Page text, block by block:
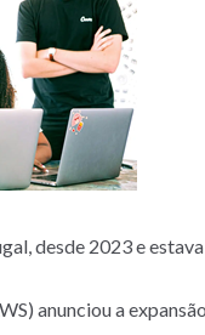
desde 2023 e
anunciou a